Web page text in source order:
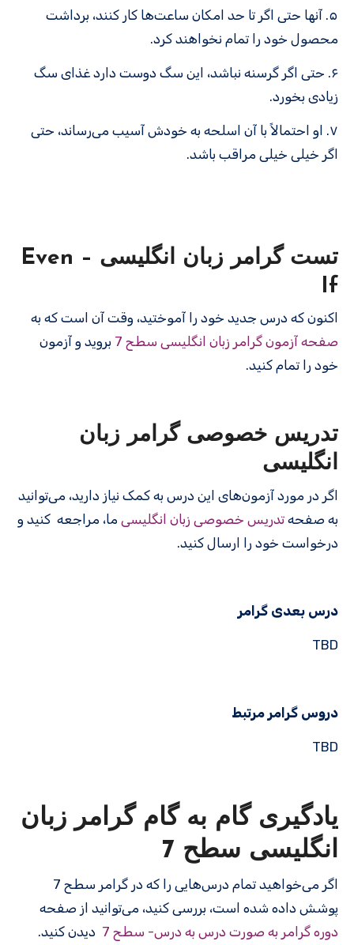
۵. آنها حتی اگر تا حد امکان ساعت‌ها کار کنند، برداشت
محصول خود را تمام نخواهند کرد.
۶. حتی اگر گرسنه نباشد، این سگ دوست دارد غذای سگ
زیادی بخورد.
۷. او احتمالاً با آن اسلحه به خودش آسیب می‌رساند، حتی
اگر خیلی خیلی مراقب باشد.
تست گرامر زبان انگلیسی – Even
If
اکنون که درس جدید خود را آموختید، وقت آن است که به
صفحه آزمون گرامر زبان انگلیسی سطح 7
بروید و آزمون
خود را تمام کنید.
تدریس خصوصی گرامر زبان
انگلیسی
اگر در مورد آزمون‌های این درس به کمک نیاز دارید، می‌توانید
به صفحه تدریس خصوصی زبان انگلیسی ما، مراجعه کنید و
درخواست خود را ارسال کنید.
درس بعدی گرامر
TBD
دروس گرامر مرتبط
TBD
یادگیری گام به گام گرامر زبان
انگلیسی سطح 7
اگر می‌خواهید تمام درس‌هایی را که در گرامر سطح 7
پوشش داده شده است، بررسی کنید، می‌توانید از صفحه
دوره گرامر به صورت درس به درس- سطح 7
دیدن کنید.